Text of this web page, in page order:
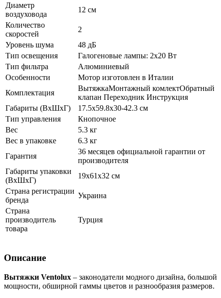
Диаметр
воздуховода
12 см
Количество
скоростей
2
Уровень шума
48 дБ
Тип освещения
Галогеновые лампы: 2х20 Вт
Тип фильтра
Алюминиевый
Особенности
Мотор изготовлен в Италии
Комплектация
ВытяжкаМонтажный комлектОбратный
клапан Переходник Инструкция
Габариты (ВхШхГ)
17.5х59.8х30-42.3 см
Тип управления
Кнопочное
Вес
5.3 кг
Вес в упаковке
6.3 кг
Гарантия
36 месяцев официальной гарантии от
производителя
Габариты упаковки
(ВхШхГ)
19х61х32 см
Страна регистрации
бренда
Украина
Страна
производитель
товара
Турция
Описание
Вытяжки Ventolux – законодатели модного дизайна, большой
мощности, обширной гаммы цветов и разнообразия размеров.